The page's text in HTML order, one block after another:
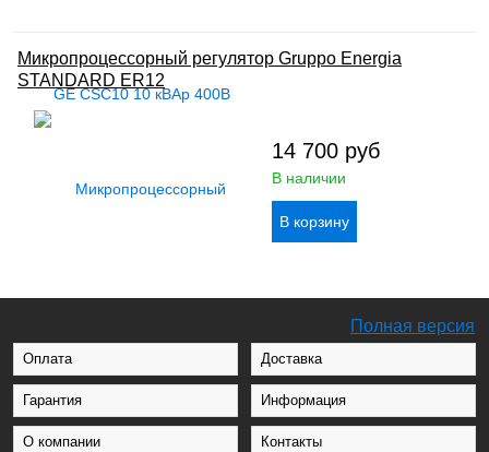
Микропроцессорный регулятор Gruppo Energia
STANDARD ER12
14 700 руб
В наличии
Полная версия
Оплата Доставка
Гарантия Информация
О компании Контакты